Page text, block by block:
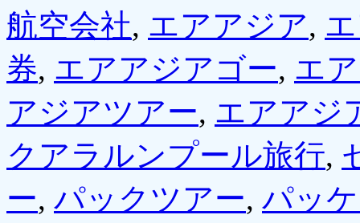
航空会社, エアアジア,
券, エアアジアゴー, エ
アジアツアー, エアアジ
クアラルンプール旅行,
ー, パックツアー, パッ